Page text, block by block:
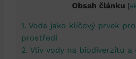
Obsah článku [
1. Voda jako klíčový prvek
prostředí
2. Vliv vody na biodiverzitu a